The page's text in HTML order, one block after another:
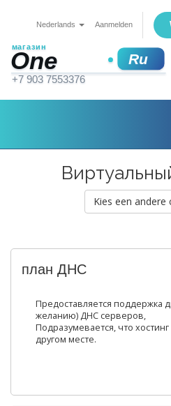
Nederlands Aanmelden
Kies een andere
план ДНС
Предоставляется поддержка
желанию) ДНС серверов,
Подразумевается, что
другом месте.